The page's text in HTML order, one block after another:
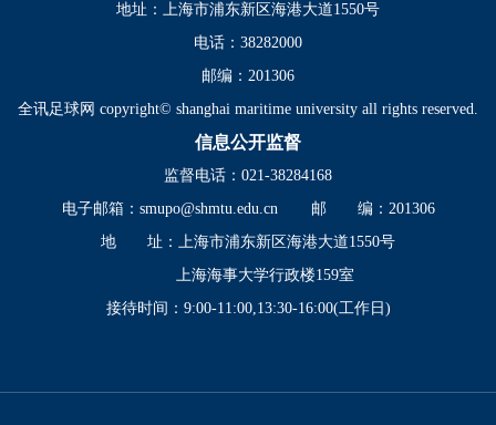
地址：上海市浦东新区海港大道1550号
电话：38282000
邮编：201306
全讯足球网 copyright© shanghai maritime university all rights reserved.
信息公开监督
监督电话：021-38284168
电子邮箱： smupo@shmtu.edu.cn
邮 编：201306
地 址：上海市浦东新区海港大道1550号
上海海事大学行政楼159室
接待时间：9:00-11:00,13:30-16:00(工作日)